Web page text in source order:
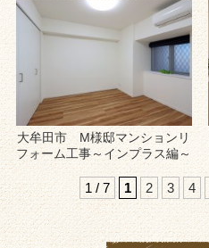
大牟田市 M様邸マンションリ
フォーム工事～インプラス編～
1 / 7 1 2 3 4